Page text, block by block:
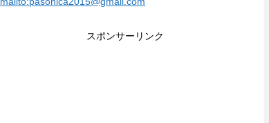
スポンサーリンク